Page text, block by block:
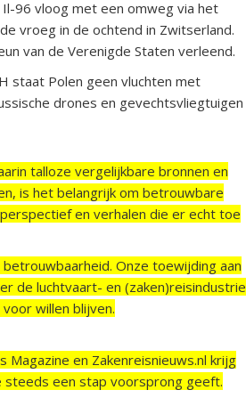
96 vloog met een omweg via het
vroeg in de ochtend in Zwitserland.
van de Verenigde Staten verleend.
staat Polen geen vluchten met
drones en gevechtsvliegtuigen
talloze vergelijkbare bronnen en
is het belangrijk om betrouwbare
en verhalen die er echt toe
Onze toewijding aan
de luchtvaart- en (zaken)reisindustrie
willen blijven.
en Zakenreisnieuws.nl krijg
steeds een stap voorsprong geeft.